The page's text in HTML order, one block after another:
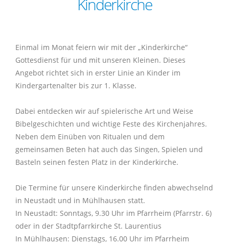
Ministranten
Kommunionhelfer
Singgruppen
Eltern-Kind-Gruppen
Kammerchor
Singgruppen
Kammerorchester St. Laurentius
Bläserquintett St. Laurentius
Geschichte
KLJB
Lektoren
Kommunionhelfer
Eltern-Kind-Gruppen
Kirchenchor Herznssach
Bücherei Mühlhausen
Geschichte
Pfarrpatron
Buße und Versöhnung
Trauung
Krankensalbung
Weihe
Jugendgottesdienste
Besondere Gottesdienste
Wallfahrten
Ökumene
Krankenhausbesuchsdienst
Geburtstagsbesuch
Offene Kirche
Hochzeit
Eltern-Kind-Gruppen
Kinderbetreuung
Erwachsenenbildung
Täglicher Impuls
virtuelle Kerzen
Kontakt
Personen
Newsletter
Mitteilung
Links
Login
Impressum
Aktuelles19
Kinderkirche
Einmal im Monat feiern wir mit der „Kinderkirche“
Gottesdienst für und mit unseren Kleinen. Dieses
Angebot richtet sich in erster Linie an Kinder im
Kindergartenalter bis zur 1. Klasse.
Dabei entdecken wir auf spielerische Art und Weise
Bibelgeschichten und wichtige Feste des Kirchenjahres.
Neben dem Einüben von Ritualen und dem
gemeinsamen Beten hat auch das Singen, Spielen und
Basteln seinen festen Platz in der Kinderkirche.
Die Termine für unsere Kinderkirche finden abwechselnd
in Neustadt und in Mühlhausen statt.
In Neustadt: Sonntags, 9.30 Uhr im Pfarrheim (Pfarrstr. 6)
oder in der Stadtpfarrkirche St. Laurentius
In Mühlhausen: Dienstags, 16.00 Uhr im Pfarrheim